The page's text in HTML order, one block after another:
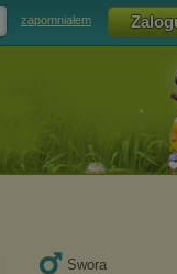
zapomniałem
Swora